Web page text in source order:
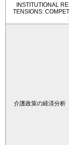
INSTITUTIONAL
TENSIONS:
介護政策の経済分